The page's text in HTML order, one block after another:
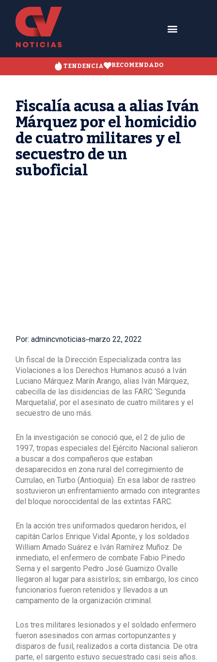
TENDENCIA RECOMENDADO
Fiscalía acusa a alias Iván
Márquez por el homicidio
de cuatro militares y el
secuestro de un
suboficial
Por: admincvnoticias marzo 22, 2022
Un fiscal de la Dirección Especializada contra las
Violaciones a los Derechos Humanos acusó a Iván
Luciano Márquez Marín Arango, alias Iván Márquez,
cabecilla de las disidencias de las FARC ‘Segunda
Marquetalia’, por el asesinato de cuatro militares y el
secuestro de uno más.
En la investigación se conoció que, el 2 de julio de
1997, tropas especiales del Ejército Nacional salieron
a buscar a dos compañeros que estaban
desaparecidos en zona rural del corregimiento de
Currulao, en Turbo (Antioquia). En esa labor de rastreo
sostuvieron un enfrentamiento armado con integrantes
del bloque noroccidental de las extintas FARC.
En la acción tres uniformados quedaron heridos, el
capitán Carlos Enrique Vidal Aponte, y los soldados
William Amado Suárez e Iván Ramírez Muñoz. De
inmediato, el enfermero de combate Fabio Pinedo
Serna y el sargento Pedro José Guarnizo Ovalle
llegaron al lugar para asistirlos; sin embargo, los cinco
funcionarios fueron retenidos y llevados a un
campamento de la organización criminal.
Los tres militares lesionados y el soldado enfermero
fueron asesinados con armas cortopunzantes y
disparos de fusil, realizados a corta distancia. De otra
parte, el sargento estuvo secuestrado casi seis años.